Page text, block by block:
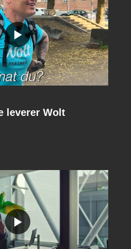
leverer Wolt